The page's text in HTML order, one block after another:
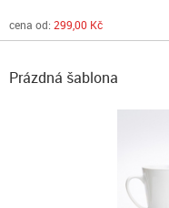
cena od: 299,00 Kč
Prázdná šablona